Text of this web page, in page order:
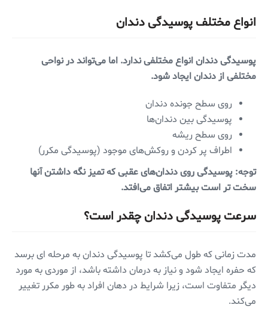
انواع مختلف پوسیدگی دندان
پوسیدگی دندان انواع مختلفی ندارد. اما می‌تواند در نواحی
مختلفی از دندان ایجاد شود.
روی سطح جونده دندان
پوسیدگی بین دندان‌ها
روی سطح ریشه
اطراف پر کردن و روکش‌های موجود (پوسیدگی مکرر)
توجه: پوسیدگی روی دندان‌های عقبی که تمیز نگه داشتن آنها
سخت تر است بیشتر اتفاق می‌افتد.
سرعت پوسیدگی دندان چقدر است؟
مدت زمانی که طول می‌کشد تا پوسیدگی دندان به مرحله ای برسد
که حفره ایجاد شود و نیاز به درمان داشته باشد، از موردی به مورد
دیگر متفاوت است، زیرا شرایط در دهان افراد به طور مکرر تغییر
می‌کند.